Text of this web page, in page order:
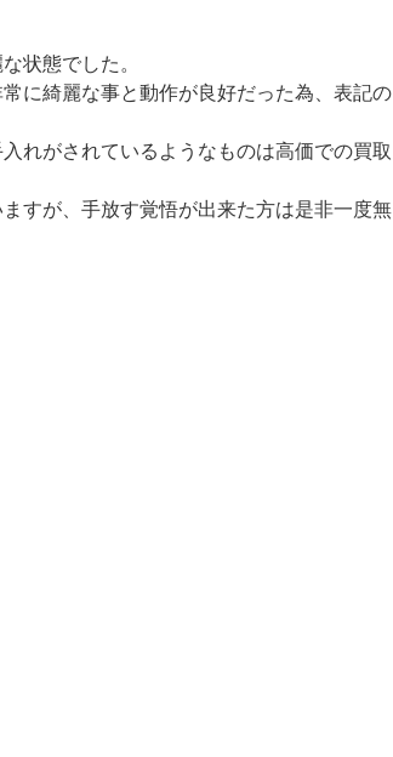
状態でした。
に綺麗な事と動作が良好だった為、表記の
れがされているようなものは高価での買取
すが、手放す覚悟が出来た方は是非一度無